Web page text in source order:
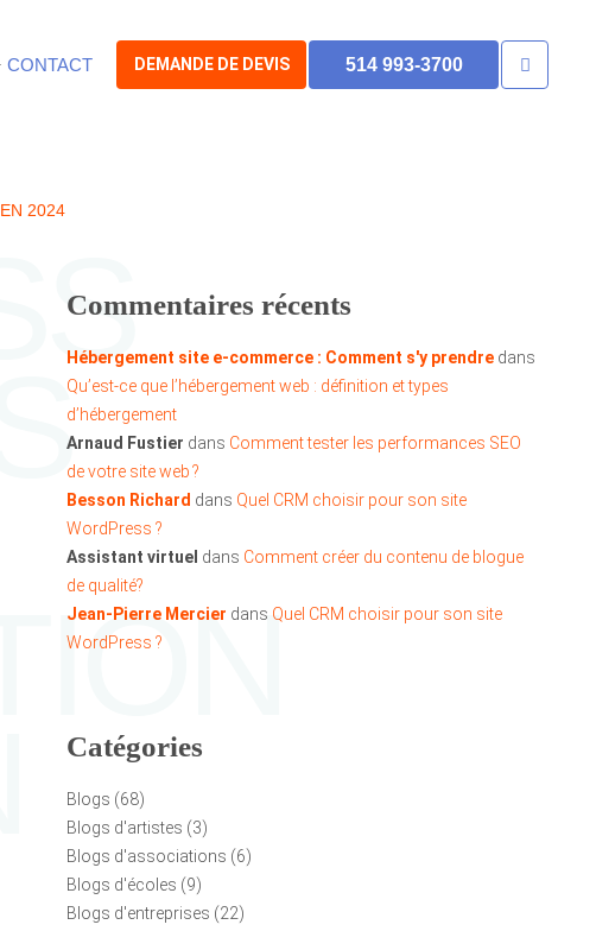
DEMANDE DE DEVIS 514 993-3700
· CONTACT
2024
Commentaires récents
Hébergement site e-commerce : Comment s'y prendredans
Qu’est-ce que l’hébergement web : définition et types
d’hébergement
Arnaud Fustier dans Comment tester les performances SEO
de votre site web ?
Besson Richard dans Quel CRM choisir pour son site
WordPress ?
Assistant virtuel dans Comment créer du contenu de blogue
de qualité?
Jean-Pierre Mercier dans Quel CRM choisir pour son site
WordPress ?
Catégories
Blogs (68)
Blogs d'artistes (3)
Blogs d'associations (6)
Blogs d'écoles (9)
Blogs d'entreprises (22)